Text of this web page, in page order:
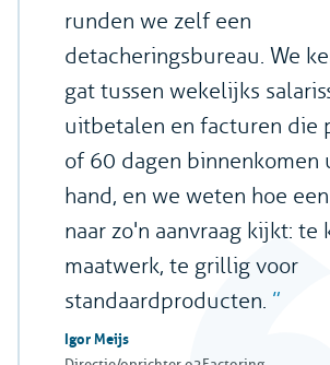
runden we zelf een
detacheringsbureau. We
gat tussen wekelijks
uitbetalen en facturen die
of 60 dagen binnenkomen
hand, en we weten hoe
naar zo'n aanvraag kijkt: te
maatwerk, te grillig voor
standaardproducten.
Igor Meijs